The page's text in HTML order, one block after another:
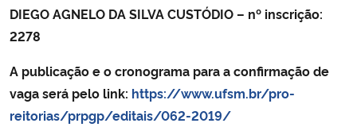
Controladoria-Geral da União
Secretaria-Geral
DIEGO AGNELO DA SILVA CUSTÓDIO – nº inscrição:
2278
A publicação e o cronograma para a confirmação de
vaga será pelo link: https://www.ufsm.br/pro-
reitorias/prpgp/editais/062-2019/